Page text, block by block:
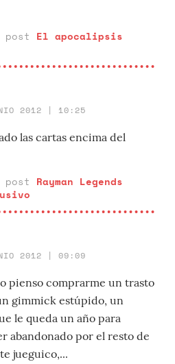
post El apocalipsis
2012 | 10:25
las cartas encima del
post Rayman Legends
2012 | 09:09
pienso comprarme un trasto
gimmick estúpido, un
le queda un año para
abandonado por el resto de
jueguico,...